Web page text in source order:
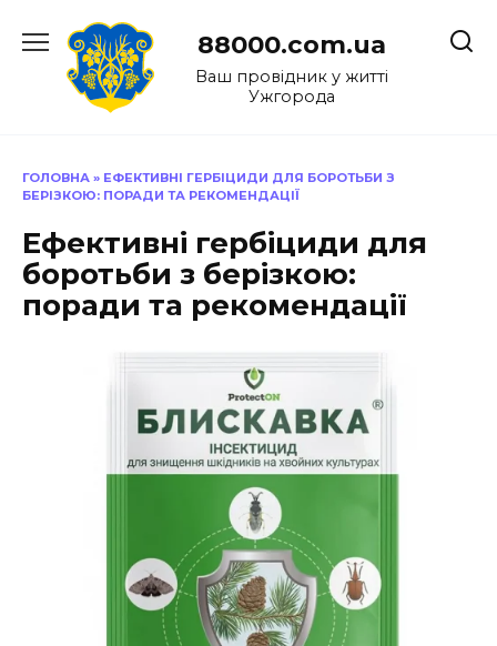
до
88000.com.ua
Ваш провідник у житті
Ужгорода
ГОЛОВНА » ЕФЕКТИВНІ ГЕРБІЦИДИ ДЛЯ БОРОТЬБИ З
БЕРІЗКОЮ: ПОРАДИ ТА РЕКОМЕНДАЦІЇ
Ефективні гербіциди для
боротьби з берізкою:
поради та рекомендації